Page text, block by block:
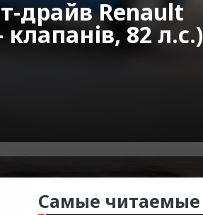
драйв Renault
82 л.с.)
Самые читаемые